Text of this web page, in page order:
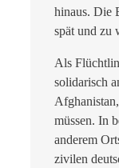
hinaus. Die
spät und zu
Als
solidarisch
müssen. In
anderem
zivilen